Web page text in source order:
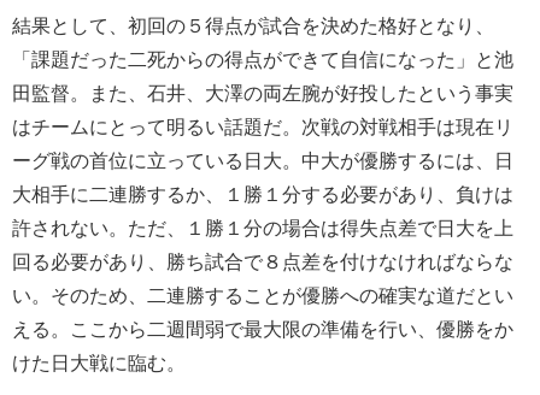
結果として、初回の５得点が試合を決めた格好となり、
「課題だった二死からの得点ができて自信になった」と池
田監督。また、石井、大澤の両左腕が好投したという事実
はチームにとって明るい話題だ。次戦の対戦相手は現在リ
ーグ戦の首位に立っている日大。中大が優勝するには、日
大相手に二連勝するか、１勝１分する必要があり、負けは
許されない。ただ、１勝１分の場合は得失点差で日大を上
回る必要があり、勝ち試合で８点差を付けなければならな
い。そのため、二連勝することが優勝への確実な道だとい
える。ここから二週間弱で最大限の準備を行い、優勝をか
けた日大戦に臨む。